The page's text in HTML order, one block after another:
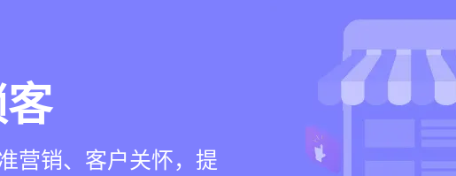
系统
务、会员、财务、营
营销、客户关怀，提
调度、房间/床位状态
追踪
行、效果对比，数据